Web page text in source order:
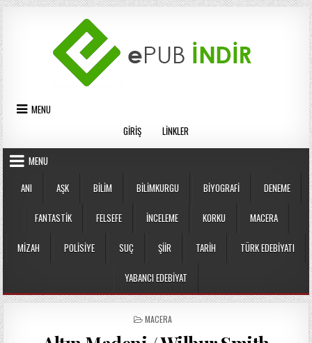
Skip
to
content
MENU
GIRIŞ
LINKLER
MENU
ANI
AŞK BILIM BILIMKURGU BIYOGRAFI DENEME
FANTASTIK FELSEFE İNCELEME KORKU MACERA
MIZAH POLISIYE SUÇ ŞIIR TARIH TÜRK EDEBIYATI
YABANCI EDEBIYAT
POSTED
MACERA